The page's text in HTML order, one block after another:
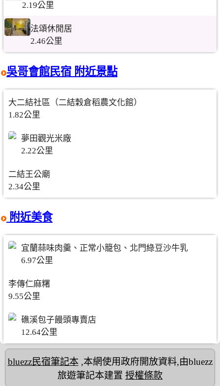
2.19公里
法頌休閒居
2.46公里
吳哥會館民宿 附近景點
大二結社區（二結穀倉稻農文化館）
1.82公里
夢田觀光米廠
2.22公里
二結王公廟
2.34公里
附近美食
宜蘭蒜味肉羹、正常小籠包、北門綠豆沙牛乳
6.97公里
李傳仁麻糬
9.55公里
礁溪包子饅頭專賣店
12.64公里
bluezz民宿筆記本,本網使用政府開放資料,由bluezz
旅遊筆記本建置 授權條款